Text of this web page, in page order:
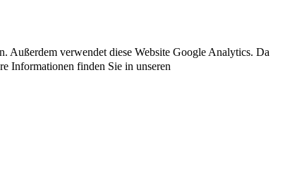
Außerdem verwendet diese Website Google Analytics. Da
Informationen finden Sie in unseren